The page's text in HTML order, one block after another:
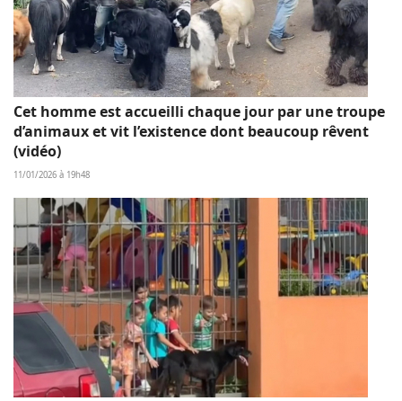
Cet homme est accueilli chaque jour par une troupe
d’animaux et vit l’existence dont beaucoup rêvent
(vidéo)
11/01/2026 à 19h48